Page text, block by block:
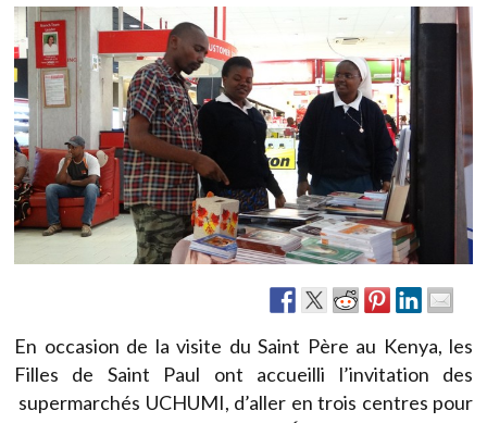
En occasion de la visite du Saint Père au Kenya, les
Filles de Saint Paul ont accueilli l’invitation des
supermarchés UCHUMI, d’aller en trois centres pour